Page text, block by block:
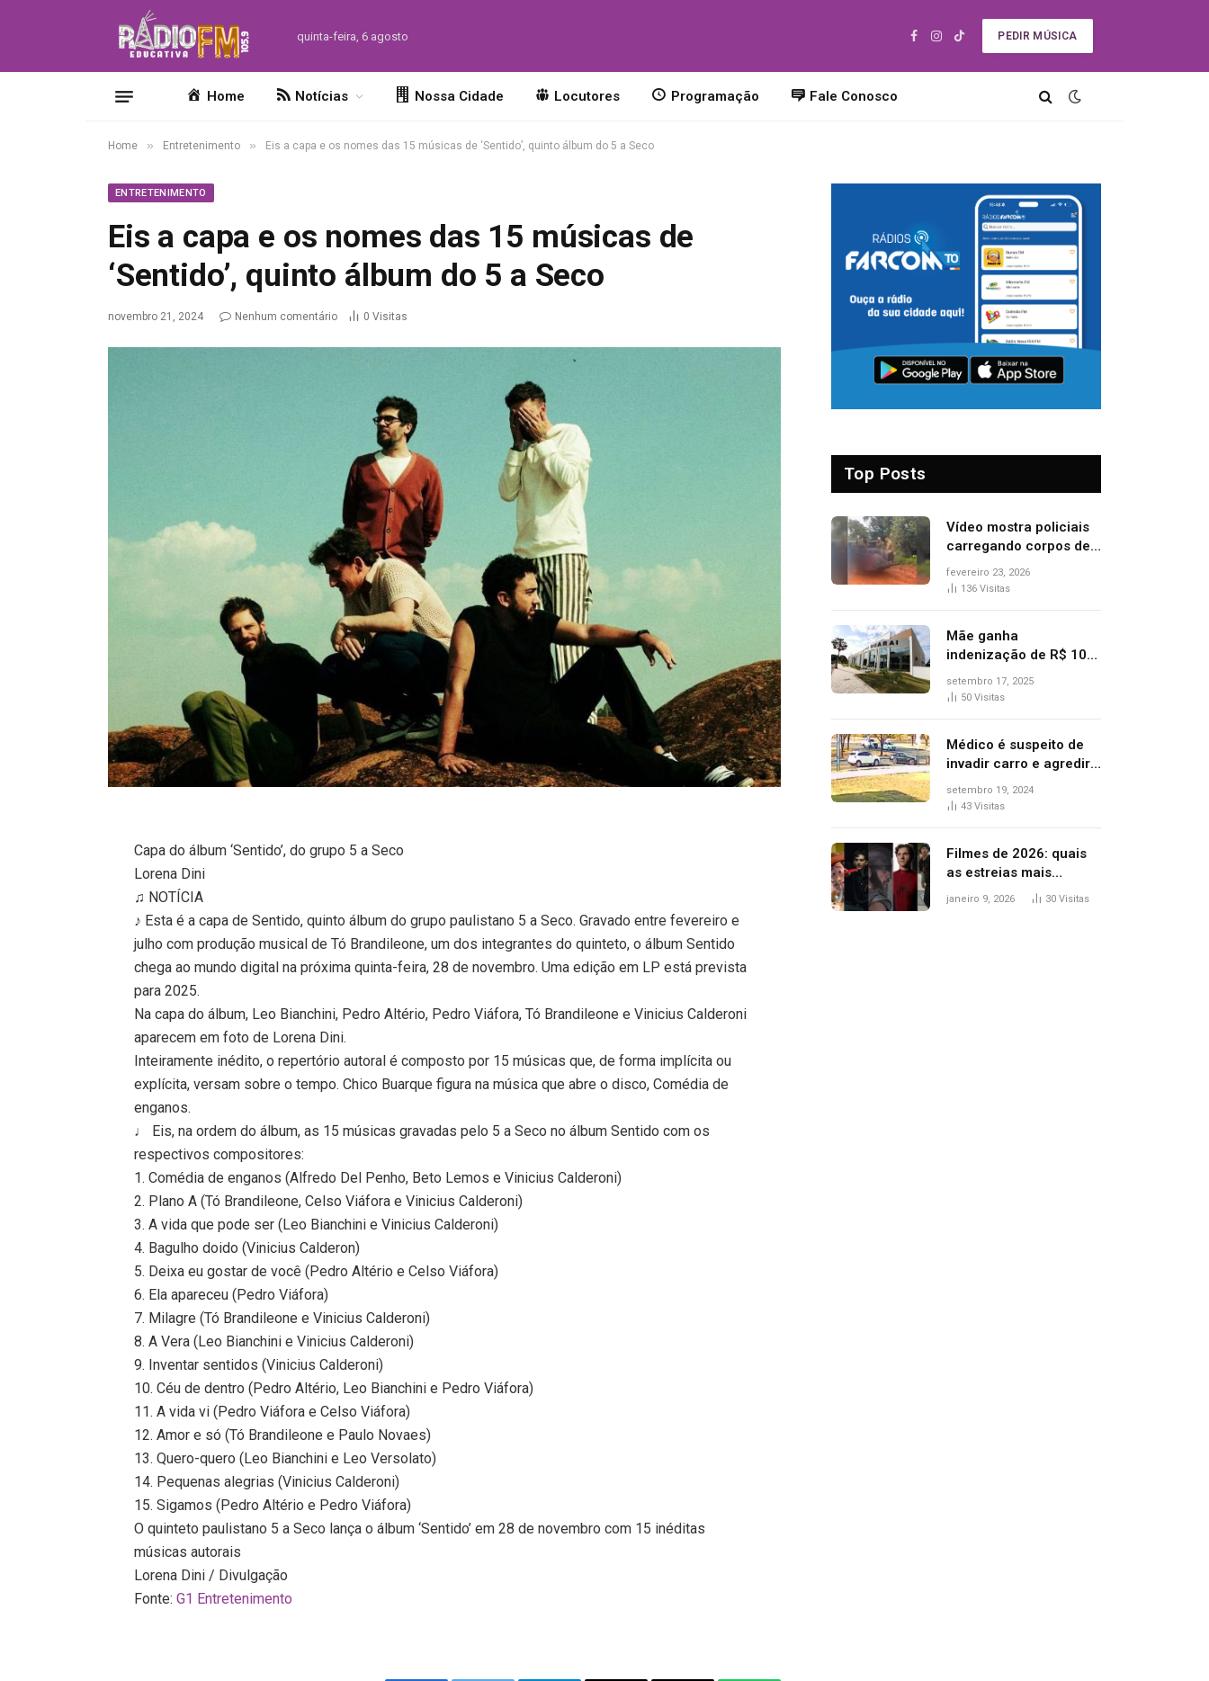
quinta-feira, 6 agosto
Facebook
Instagram
TikTok
PEDIR MÚSICA
Home Notícias Nossa Cidade Locutores Programação Fale Conosco
Home » Entretenimento » Eis a capa e os nomes das 15 músicas de ‘Sentido’, quinto álbum do 5 a Seco
ENTRETENIMENTO
Eis a capa e os nomes das 15 músicas de
‘Sentido’, quinto álbum do 5 a Seco
novembro 21, 2024 Nenhum comentário 0 Visitas
Capa do álbum ‘Sentido’, do grupo 5 a Seco
Lorena Dini
♫ NOTÍCIA
♪ Esta é a capa de Sentido, quinto álbum do grupo paulistano 5 a Seco. Gravado entre fevereiro e
julho com produção musical de Tó Brandileone, um dos integrantes do quinteto, o álbum Sentido
chega ao mundo digital na próxima quinta-feira, 28 de novembro. Uma edição em LP está prevista
para 2025.
Na capa do álbum, Leo Bianchini, Pedro Altério, Pedro Viáfora, Tó Brandileone e Vinicius Calderoni
aparecem em foto de Lorena Dini.
Inteiramente inédito, o repertório autoral é composto por 15 músicas que, de forma implícita ou
explícita, versam sobre o tempo. Chico Buarque figura na música que abre o disco, Comédia de
enganos.
♩ Eis, na ordem do álbum, as 15 músicas gravadas pelo 5 a Seco no álbum Sentido com os
respectivos compositores:
1. Comédia de enganos (Alfredo Del Penho, Beto Lemos e Vinicius Calderoni)
2. Plano A (Tó Brandileone, Celso Viáfora e Vinicius Calderoni)
3. A vida que pode ser (Leo Bianchini e Vinicius Calderoni)
4. Bagulho doido (Vinicius Calderon)
5. Deixa eu gostar de você (Pedro Altério e Celso Viáfora)
6. Ela apareceu (Pedro Viáfora)
7. Milagre (Tó Brandileone e Vinicius Calderoni)
8. A Vera (Leo Bianchini e Vinicius Calderoni)
9. Inventar sentidos (Vinicius Calderoni)
10. Céu de dentro (Pedro Altério, Leo Bianchini e Pedro Viáfora)
11. A vida vi (Pedro Viáfora e Celso Viáfora)
12. Amor e só (Tó Brandileone e Paulo Novaes)
13. Quero-quero (Leo Bianchini e Leo Versolato)
14. Pequenas alegrias (Vinicius Calderoni)
15. Sigamos (Pedro Altério e Pedro Viáfora)
O quinteto paulistano 5 a Seco lança o álbum ‘Sentido’ em 28 de novembro com 15 inéditas
músicas autorais
Lorena Dini / Divulgação
Fonte:G1 Entretenimento
Top Posts
Vídeo mostra policiais
carregando corpos de
suspeitos mortos em
confronto dentro de
fevereiro 23, 2026
136 Visitas
Mãe ganha
indenização de R$ 10
mil após comprar doce
‘zero lactose’ e filha ter
setembro 17, 2025
50 Visitas
Médico é suspeito de
invadir carro e agredir
delegado aposentado
durante confusão no
setembro 19, 2024
43 Visitas
Filmes de 2026: quais
as estreias mais
aguardadas do ano?
janeiro 9, 2026 30 Visitas